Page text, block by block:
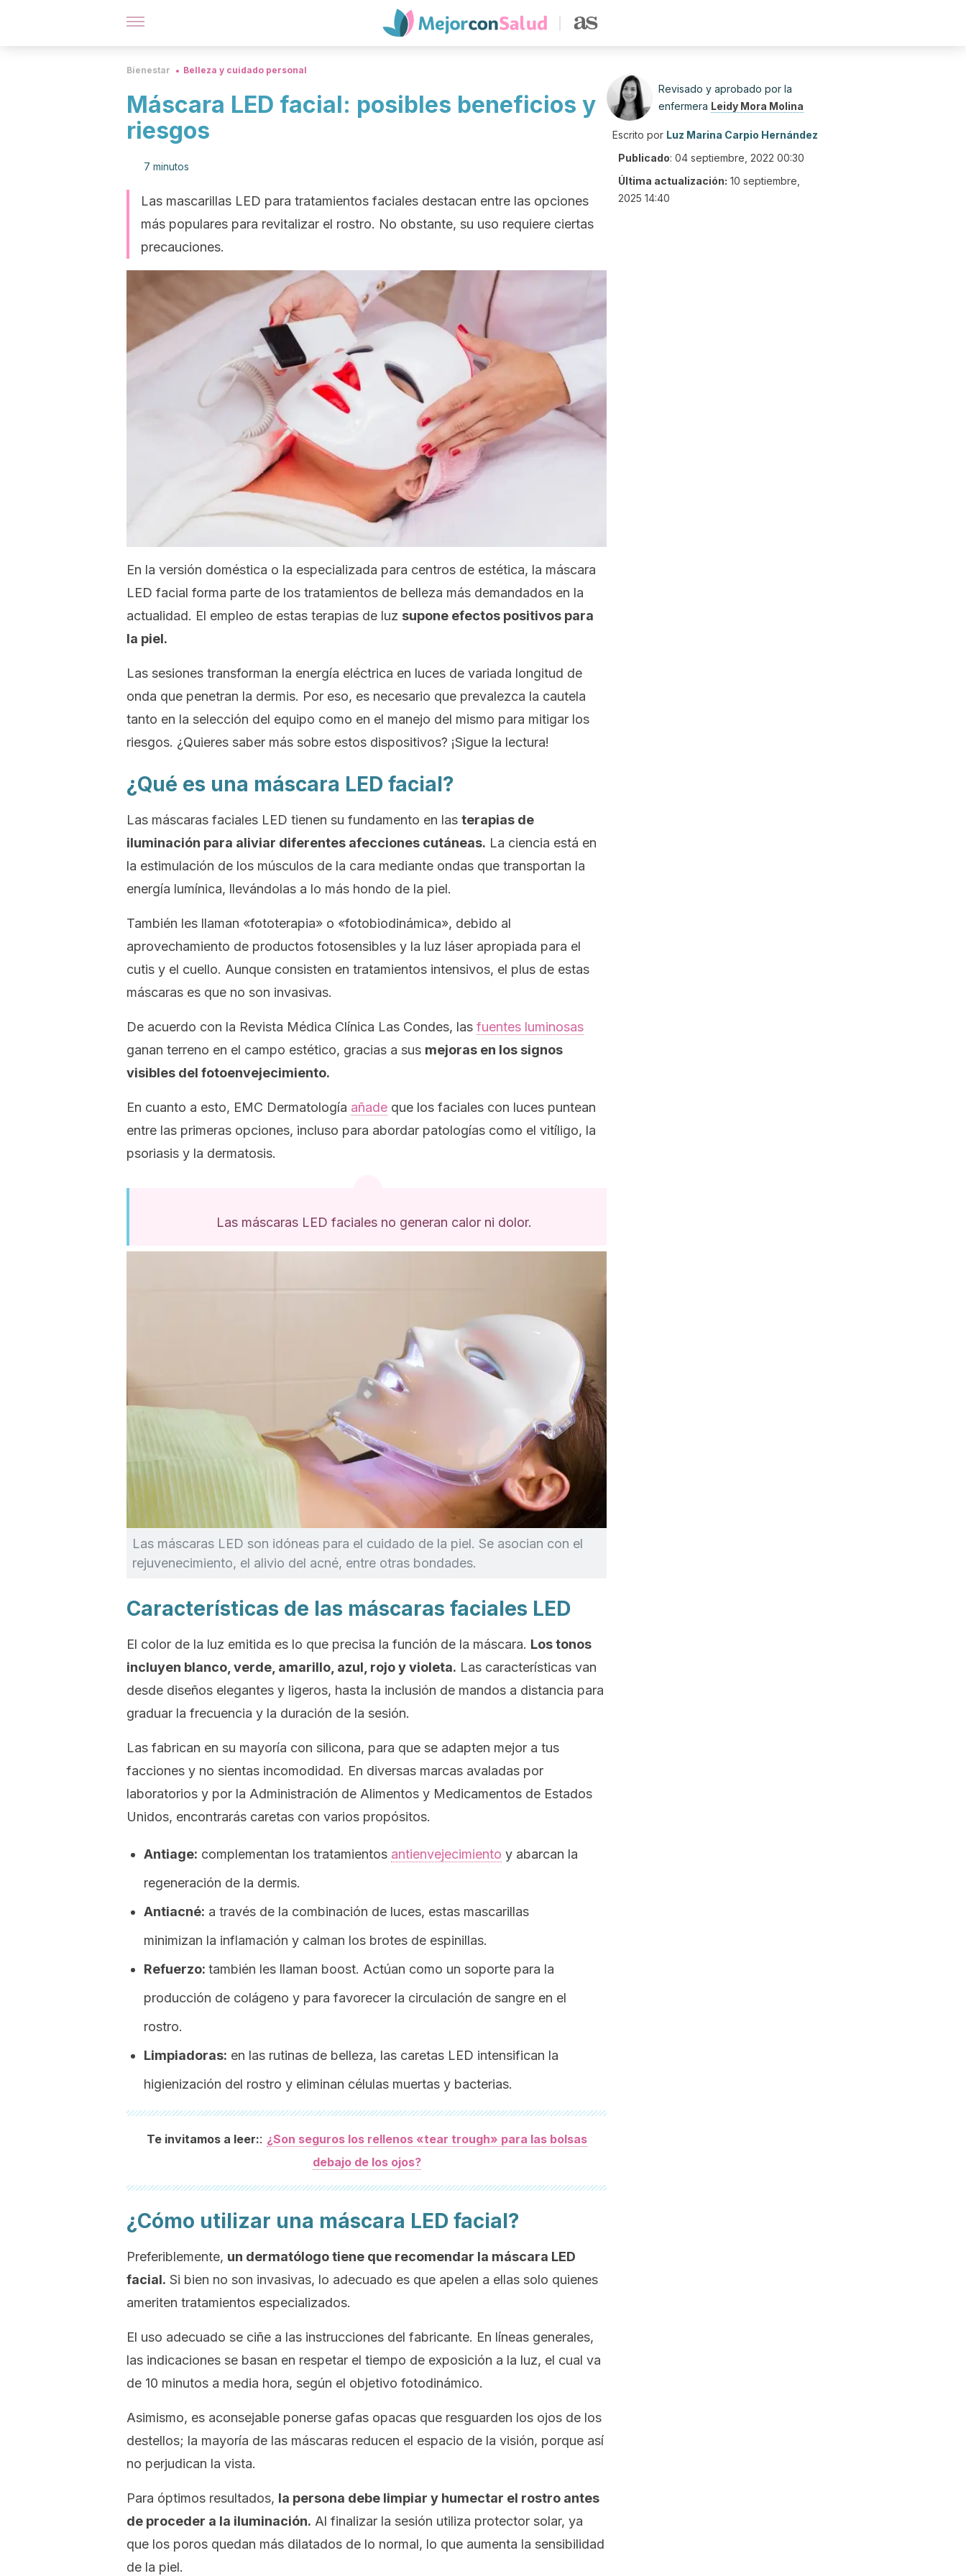
Bienestar Belleza y cuidado personal
Máscara LED facial: posibles beneficios y
riesgos
7 minutos
Las mascarillas LED para tratamientos faciales destacan entre las opciones
más populares para revitalizar el rostro. No obstante, su uso requiere ciertas
precauciones.
En la versión doméstica o la especializada para centros de estética, la máscara
LED facial forma parte de los tratamientos de belleza más demandados en la
actualidad. El empleo de estas terapias de luz supone efectos positivos para
la piel.
Las sesiones transforman la energía eléctrica en luces de variada longitud de
onda que penetran la dermis. Por eso, es necesario que prevalezca la cautela
tanto en la selección del equipo como en el manejo del mismo para mitigar los
riesgos. ¿Quieres saber más sobre estos dispositivos? ¡Sigue la lectura!
¿Qué es una máscara LED facial?
Las máscaras faciales LED tienen su fundamento en las terapias de
iluminación para aliviar diferentes afecciones cutáneas. La ciencia está en
la estimulación de los músculos de la cara mediante ondas que transportan la
energía lumínica, llevándolas a lo más hondo de la piel.
También les llaman «fototerapia» o «fotobiodinámica», debido al
aprovechamiento de productos fotosensibles y la luz láser apropiada para el
cutis y el cuello. Aunque consisten en tratamientos intensivos, el plus de estas
máscaras es que no son invasivas.
De acuerdo con la Revista Médica Clínica Las Condes, las fuentes luminosas
ganan terreno en el campo estético, gracias a sus mejoras en los signos
visibles del fotoenvejecimiento.
En cuanto a esto, EMC Dermatología añade que los faciales con luces puntean
entre las primeras opciones, incluso para abordar patologías como el vitíligo, la
psoriasis y la dermatosis.
Las máscaras LED faciales no generan calor ni dolor.
Las máscaras LED son idóneas para el cuidado de la piel. Se asocian con el
rejuvenecimiento, el alivio del acné, entre otras bondades.
Características de las máscaras faciales LED
El color de la luz emitida es lo que precisa la función de la máscara. Los tonos
incluyen blanco, verde, amarillo, azul, rojo y violeta. Las características van
desde diseños elegantes y ligeros, hasta la inclusión de mandos a distancia para
graduar la frecuencia y la duración de la sesión.
Las fabrican en su mayoría con silicona, para que se adapten mejor a tus
facciones y no sientas incomodidad. En diversas marcas avaladas por
laboratorios y por la Administración de Alimentos y Medicamentos de Estados
Unidos, encontrarás caretas con varios propósitos.
Antiage: complementan los tratamientos antienvejecimiento y abarcan la
regeneración de la dermis.
Antiacné: a través de la combinación de luces, estas mascarillas
minimizan la inflamación y calman los brotes de espinillas.
Refuerzo: también les llaman boost. Actúan como un soporte para la
producción de colágeno y para favorecer la circulación de sangre en el
rostro.
Limpiadoras: en las rutinas de belleza, las caretas LED intensifican la
higienización del rostro y eliminan células muertas y bacterias.
Te invitamos a leer:: ¿Son seguros los rellenos «tear trough» para las bolsas
debajo de los ojos?
¿Cómo utilizar una máscara LED facial?
Preferiblemente, un dermatólogotiene que recomendar la máscara LED
facial. Si bien no son invasivas, lo adecuado es que apelen a ellas solo quienes
ameriten tratamientos especializados.
El uso adecuado se ciñe a las instrucciones del fabricante. En líneas generales,
las indicaciones se basan en respetar el tiempo de exposición a la luz, el cual va
de 10 minutos a media hora, según el objetivo fotodinámico.
Asimismo, es aconsejable ponerse gafas opacas que resguarden los ojos de los
destellos; la mayoría de las máscaras reducen el espacio de la visión, porque así
no perjudican la vista.
Para óptimos resultados, la persona debe limpiar y humectar el rostro antes
de proceder a la iluminación. Al finalizar la sesión utiliza protector solar, ya
que los poros quedan más dilatados de lo normal, lo que aumenta la sensibilidad
de la piel.
Revisado y aprobado por la
enfermera Leidy Mora Molina
Escrito por Luz Marina Carpio Hernández
Publicado: 04 septiembre, 2022 00:30
Última actualización: 10 septiembre,
2025 14:40